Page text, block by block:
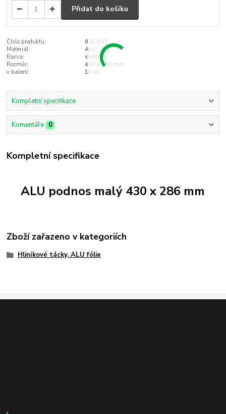
Přidat do košíku
Číslo produktu:
920.007
Materiál:
ALU
Barva:
stříbrná
Rozměr:
430 x 286 mm
v balení:
10 ks
Kompletní specifikace
Komentáře 0
Kompletní specifikace
ALU podnos malý 430 x 286 mm
Zboží zařazeno v kategoriích
Hliníkové tácky, ALU fólie